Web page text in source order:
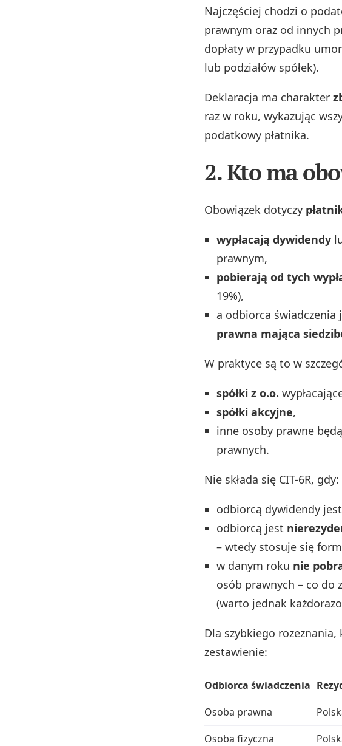
Najczęściej chodzi o
prawnym oraz od innych
dopłaty w przypadku
lub podziałów spółek).
Deklaracja ma charakter
raz w roku, wykazując
podatkowy płatnika.
2. Kto ma
Obowiązek dotyczy
wypłacają dywidendy
prawnym,
pobierają od tych
19%),
a odbiorca świadczenia
prawna mająca
W praktyce są to w
spółki z o.o.
spółki akcyjne,
inne osoby prawne
prawnych.
Nie składa się CIT-6R, gdy:
odbiorcą dywidendy jest
odbiorcą jest
– wtedy stosuje się
w danym roku nie
osób prawnych – co do
(warto jednak
Dla szybkiego
zestawienie:
Odbiorca świadczenia
Osoba prawna
Osoba fizyczna